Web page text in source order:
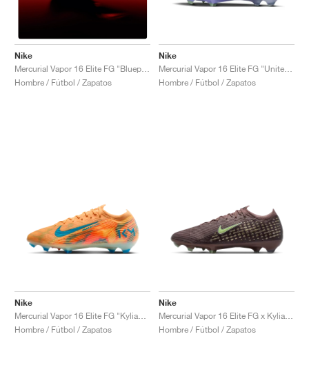
Nike
Mercurial Vapor 16 Elite FG "Blueprint Pack"
Hombre / Fútbol / Zapatos
Nike
Hombre / Fútbol / Zapatos
Nike
Hombre / Fútbol / Zapatos
Nike
Hombre / Fútbol / Zapatos